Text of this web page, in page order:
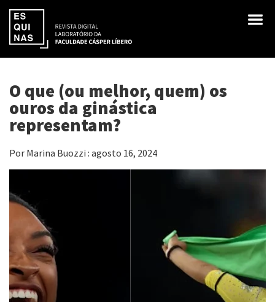
O que (ou melhor, quem) os
ouros da ginástica
representam?
Por Marina Buozzi : agosto 16, 2024